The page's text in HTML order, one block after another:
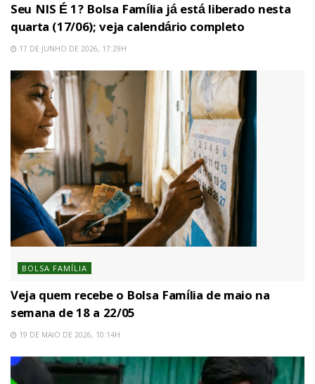
Seu NIS É 1? Bolsa Família já está liberado nesta
quarta (17/06); veja calendário completo
17 DE JUNHO DE 2026, 17:29H
BOLSA FAMÍLIA
Veja quem recebe o Bolsa Família de maio na
semana de 18 a 22/05
19 DE MAIO DE 2026, 10:14H